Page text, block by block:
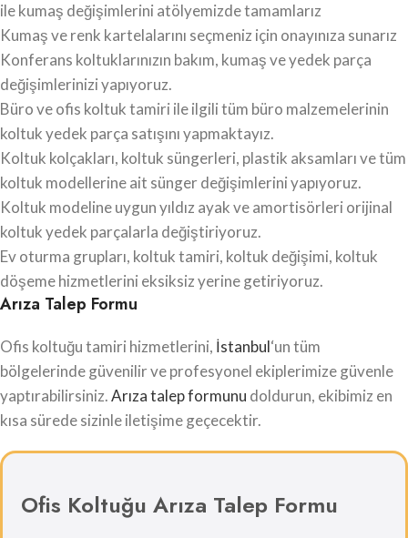
ile kumaş değişimlerini atölyemizde tamamlarız
Kumaş ve renk kartelalarını seçmeniz için onayınıza sunarız
Konferans koltuklarınızın bakım, kumaş ve yedek parça
değişimlerinizi yapıyoruz.
Büro ve ofis koltuk tamiri ile ilgili tüm büro malzemelerinin
koltuk yedek parça satışını yapmaktayız.
Koltuk kolçakları, koltuk süngerleri, plastik aksamları ve tüm
koltuk modellerine ait sünger değişimlerini yapıyoruz.
Koltuk modeline uygun yıldız ayak ve amortisörleri orijinal
koltuk yedek parçalarla değiştiriyoruz.
Ev oturma grupları, koltuk tamiri, koltuk değişimi, koltuk
döşeme hizmetlerini eksiksiz yerine getiriyoruz.
Arıza Talep Formu
Ofis koltuğu tamiri hizmetlerini, İstanbul‘un tüm
bölgelerinde güvenilir ve profesyonel ekiplerimize güvenle
yaptırabilirsiniz.Arıza talep formunu doldurun, ekibimiz en
kısa sürede sizinle iletişime geçecektir.
Ofis Koltuğu Arıza Talep Formu